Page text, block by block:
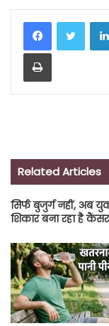
Print
Related Articles
सिर्फ बुजुर्ग नहीं, अब
शिकार बना रहा है कैंसर